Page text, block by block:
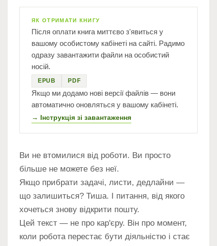
ЯК ОТРИМАТИ КНИГУ
Після оплати книга миттєво з'явиться у
вашому особистому кабінеті на сайті. Радимо
одразу завантажити файли на особистий
носій.
EPUB PDF
Якщо ми додамо нові версії файлів — вони
автоматично оновляться у вашому кабінеті.
→ Інструкція зі завантаження
Ви не втомилися від роботи. Ви просто
більше не можете без неї.
Якщо прибрати задачі, листи, дедлайни —
що залишиться? Тиша. І питання, від якого
хочеться знову відкрити пошту.
Цей текст — не про кар'єру. Він про момент,
коли робота перестає бути діяльністю і стає